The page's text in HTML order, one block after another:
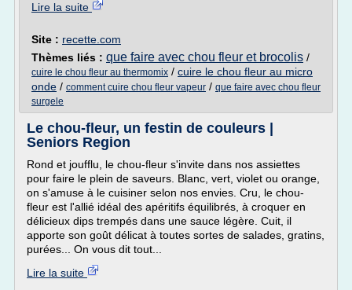
Lire la suite
Site : recette.com
Thèmes liés : que faire avec chou fleur et brocolis /
cuire le chou fleur au thermomix / cuire le chou fleur au micro
onde / comment cuire chou fleur vapeur / que faire avec chou fleur
surgele
Le chou-fleur, un festin de couleurs |
Seniors Region
Rond et joufflu, le chou-fleur s'invite dans nos assiettes
pour faire le plein de saveurs. Blanc, vert, violet ou orange,
on s'amuse à le cuisiner selon nos envies. Cru, le chou-
fleur est l'allié idéal des apéritifs équilibrés, à croquer en
délicieux dips trempés dans une sauce légère. Cuit, il
apporte son goût délicat à toutes sortes de salades, gratins,
purées... On vous dit tout...
Lire la suite